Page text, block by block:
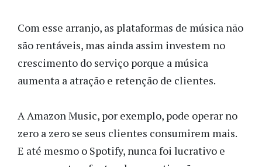
Com esse arranjo, as plataformas de música não
são rentáveis, mas ainda assim investem no
crescimento do serviço porque a música
aumenta a atração e retenção de clientes.
A Amazon Music, por exemplo, pode operar no
zero a zero se seus clientes consumirem mais.
E até mesmo o Spotify, nunca foi lucrativo e